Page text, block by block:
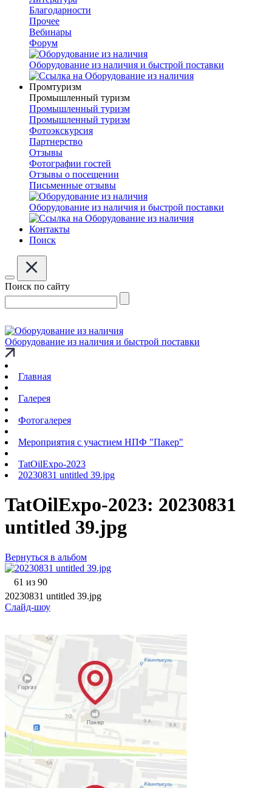
Благодарности
Прочее
Вебинары
Форум
Оборудование из наличия и быстрой поставки
Промтуризм
Промышленный туризм
Промышленный туризм
Промышленный туризм
Фотоэкскурсия
Партнерство
Отзывы
Фотографии гостей
Отзывы о посещении
Письменные отзывы
Оборудование из наличия и быстрой поставки
Контакты
Поиск
Поиск по сайту
Оборудование из наличия и быстрой поставки
Главная
Галерея
Фотогалерея
Мероприятия с участием НПФ "Пакер"
TatOilExpo-2023
20230831 untitled 39.jpg
TatOilExpo-2023: 20230831
untitled 39.jpg
Вернуться в альбом
61 из 90
20230831 untitled 39.jpg
Слайд-шоу